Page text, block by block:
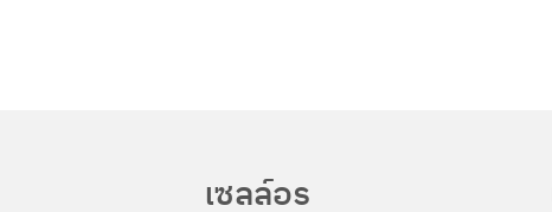
เซลล์อร